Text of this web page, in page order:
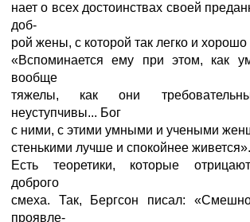
нает о всех достоинствах своей
доб-
рой жены, с которой так легко и хорошо
«Вспоминается ему при этом, как
вообще
тяжелы, как они
неуступчивы... Бог
с ними, с этими умными и учеными
стенькими лучше и спокойнее живется».
Есть теоретики, которые
доброго
смеха. Так, Бергсон писал:
проявле-